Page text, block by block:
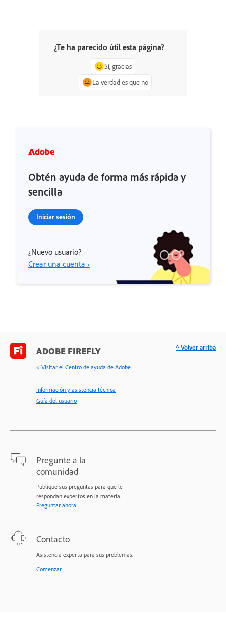
¿Te ha parecido útil esta página?
Sí, gracias
La verdad es que no
Obtén ayuda de forma más rápida y
sencilla
Iniciar sesión
¿Nuevo usuario?
Crear una cuenta ›
ADOBE FIREFLY
< Visitar el Centro de ayuda de Adobe
Información y asistencia técnica
Guía del usuario
Pregunte a la
comunidad
Publique sus preguntas para que le
respondan expertos en la materia.
Preguntar ahora
Contacto
Asistencia experta para sus problemas.
Comenzar
^ Volver arriba